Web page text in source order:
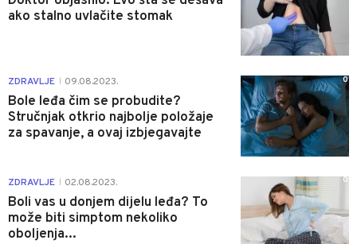
ako stalno uvlačite stomak
ZDRAVLJE 09.08.2023.
Bole leđa čim se probudite?
Stručnjak otkrio najbolje položaje
za spavanje, a ovaj izbjegavajte
0
ZDRAVLJE 02.08.2023.
Boli vas u donjem dijelu leđa? To
može biti simptom nekoliko
oboljenja...
0